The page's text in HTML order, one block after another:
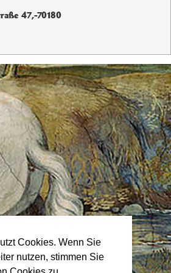
Cookies. Wenn Sie
nutzen, stimmen Sie
47,-70180